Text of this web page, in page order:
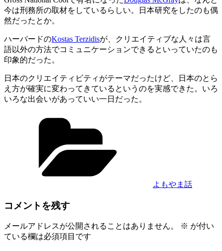
今は刑務所の取材をしているらしい。日本研究をしたのも偶
然だったとか。
ハーバードのKostas Terzidisが、クリエイティブな人々は言
語以外の方法でコミュニケーションできるといっていたのも
印象的だった。
日本のクリエイティビティがテーマだったけど、日本のとら
え方が確実に変わってきているというのを実感できた。いろ
いろな出会いがあっていい一日だった。
よもやま話
コメントを残す
メールアドレスが公開されることはありません。 ※ が付い
ている欄は必須項目です